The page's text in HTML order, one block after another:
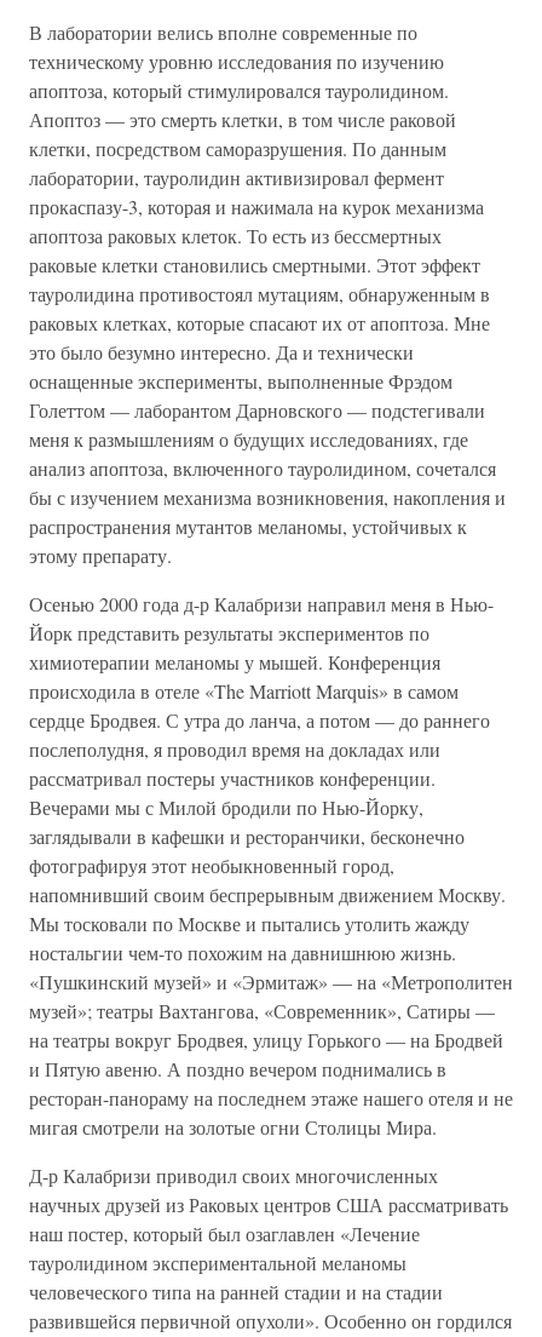
В лаборатории велись вполне современные по
техническому уровню исследования по изучению
апоптоза, который стимулировался тауролидином.
Апоптоз — это смерть клетки, в том числе раковой
клетки, посредством саморазрушения. По данным
лаборатории, тауролидин активизировал фермент
прокаспазу-3, которая и нажимала на курок механизма
апоптоза раковых клеток. То есть из бессмертных
раковые клетки становились смертными. Этот эффект
тауролидина противостоял мутациям, обнаруженным в
раковых клетках, которые спасают их от апоптоза. Мне
это было безумно интересно. Да и технически
оснащенные эксперименты, выполненные Фрэдом
Голеттом — лаборантом Дарновского — подстегивали
меня к размышлениям о будущих исследованиях, где
анализ апоптоза, включенного тауролидином, сочетался
бы с изучением механизма возникновения, накопления и
распространения мутантов меланомы, устойчивых к
этому препарату.
Осенью 2000 года д-р Калабризи направил меня в Нью-
Йорк представить результаты экспериментов по
химиотерапии меланомы у мышей. Конференция
происходила в отеле «The Marriott Marquis» в самом
сердце Бродвея. С утра до ланча, а потом — до раннего
послеполудня, я проводил время на докладах или
рассматривал постеры участников конференции.
Вечерами мы с Милой бродили по Нью-Йорку,
заглядывали в кафешки и ресторанчики, бесконечно
фотографируя этот необыкновенный город,
напомнивший своим беспрерывным движением Москву.
Мы тосковали по Москве и пытались утолить жажду
ностальгии чем-то похожим на давнишнюю жизнь.
«Пушкинский музей» и «Эрмитаж» — на «Метрополитен
музей»; театры Вахтангова, «Современник», Сатиры —
на театры вокруг Бродвея, улицу Горького — на Бродвей
и Пятую авеню. А поздно вечером поднимались в
ресторан-панораму на последнем этаже нашего отеля и не
мигая смотрели на золотые огни Столицы Мира.
Д-р Калабризи приводил своих многочисленных
научных друзей из Раковых центров США рассматривать
наш постер, который был озаглавлен «Лечение
тауролидином экспериментальной меланомы
человеческого типа на ранней стадии и на стадии
развившейся первичной опухоли». Особенно он гордился